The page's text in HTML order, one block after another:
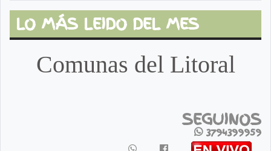
LO MÁS LEIDO DEL MES
Comunas del Litoral
SEGUINOS
3794399959